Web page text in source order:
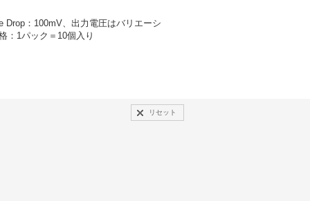
Drop：100mV、出力電圧はバリエーシ
：1パック＝10個入り
リセット